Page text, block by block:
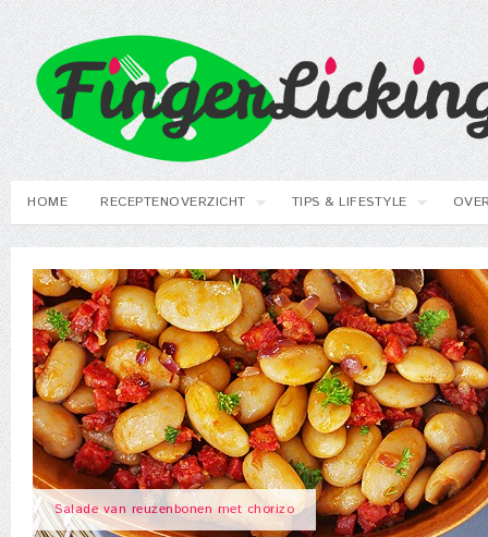
HOME RECEPTENOVERZICHT TIPS & LIFESTYLE
Salade van reuzenbonen met chorizo